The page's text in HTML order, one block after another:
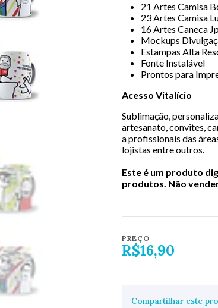
21 Artes Camisa
23 Artes Camisa
16 Artes Caneca
Mockups
Estampas Alta
Fonte Instalável
Prontos para
Acesso Vitalício
Sublimação,
artesanato, convites,
a profissionais das
lojistas entre outros.
Este é um produto
produtos. Não
PREÇO
R$16,90
Compartilhar este